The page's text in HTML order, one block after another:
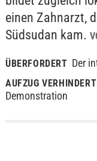
einen Zahnarzt,
Südsudan kam.
ÜBERFORDERT Der
AUFZUG VERHINDERT
Demonstration